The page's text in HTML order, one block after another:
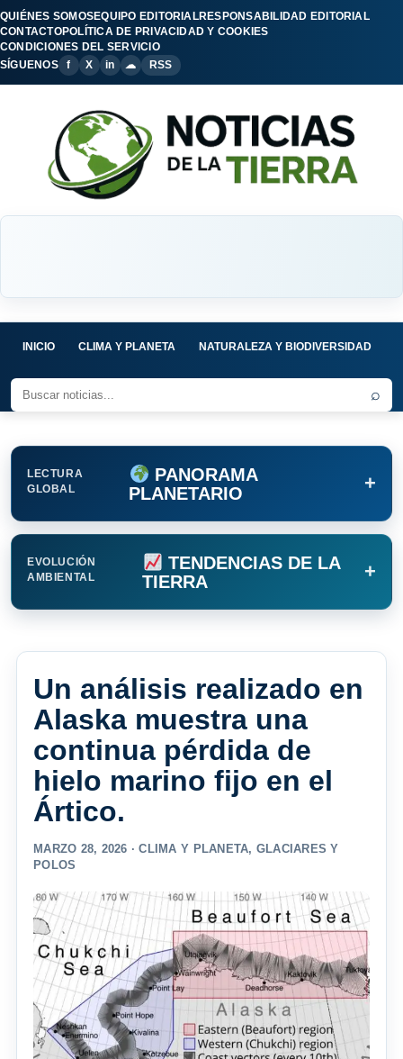
QUIÉNES SOMOSEQUIPO EDITORIALRESPONSABILIDAD EDITORIAL
CONTACTOPOLÍTICA DE PRIVACIDAD Y COOKIES
CONDICIONES DEL SERVICIO
SÍGUENOS
f X in ☁ RSS
INICIO CLIMA Y PLANETA NATURALEZA Y BIODIVERSIDAD
⌕
LECTURA
GLOBAL
PANORAMA
PLANETARIO
+
EVOLUCIÓN
AMBIENTAL
TENDENCIAS DE LA
TIERRA
+
Un análisis realizado en
Alaska muestra una
continua pérdida de
hielo marino fijo en el
Ártico.
MARZO 28, 2026 ·CLIMA Y PLANETA, GLACIARES Y
POLOS